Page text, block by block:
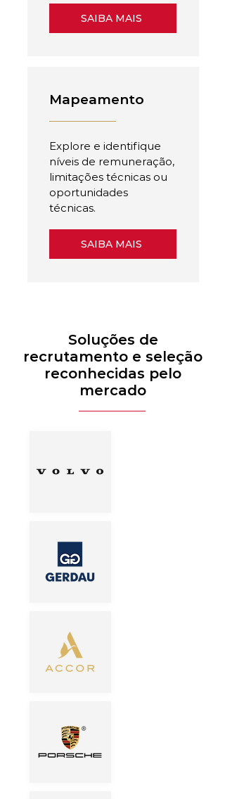
SAIBA MAIS
Mapeamento
Explore e identifique
níveis de remuneração,
limitações técnicas ou
oportunidades
técnicas.
SAIBA MAIS
Soluções de
recrutamento e seleção
reconhecidas pelo
mercado